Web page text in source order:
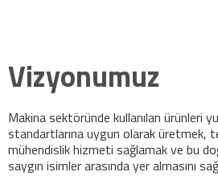
Vizyonumuz
Makina sektöründe kullanılan ürünleri
standartlarına uygun olarak üretmek,
mühendislik hizmeti sağlamak ve bu
saygın isimler arasında yer almasını